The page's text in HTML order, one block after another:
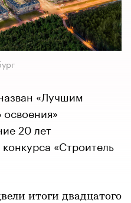
«Лучшим
20 лет
«Строитель
итоги двадцатого